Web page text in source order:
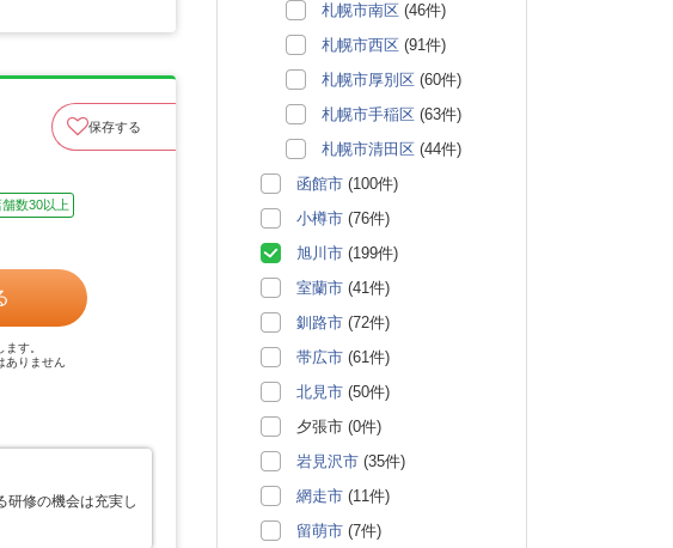
保存する
舗数30以上
す。
ありません
研修の機会は充実し
札幌市南区 (46件)
札幌市西区 (91件)
札幌市厚別区 (60件)
札幌市手稲区 (63件)
札幌市清田区 (44件)
函館市 (100件)
小樽市 (76件)
旭川市 (199件)
室蘭市 (41件)
釧路市 (72件)
帯広市 (61件)
北見市 (50件)
夕張市 (0件)
岩見沢市 (35件)
網走市 (11件)
留萌市 (7件)